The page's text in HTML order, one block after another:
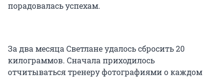
порадовалась успехам.
За два месяца Светлане удалось сбросить 20
килограммов. Сначала приходилось
отчитываться тренеру фотографиями о каждом